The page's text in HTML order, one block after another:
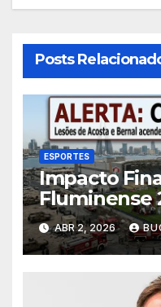
Posts
ESPORTES
Impacto
Fluminense
ABR 2, 2026